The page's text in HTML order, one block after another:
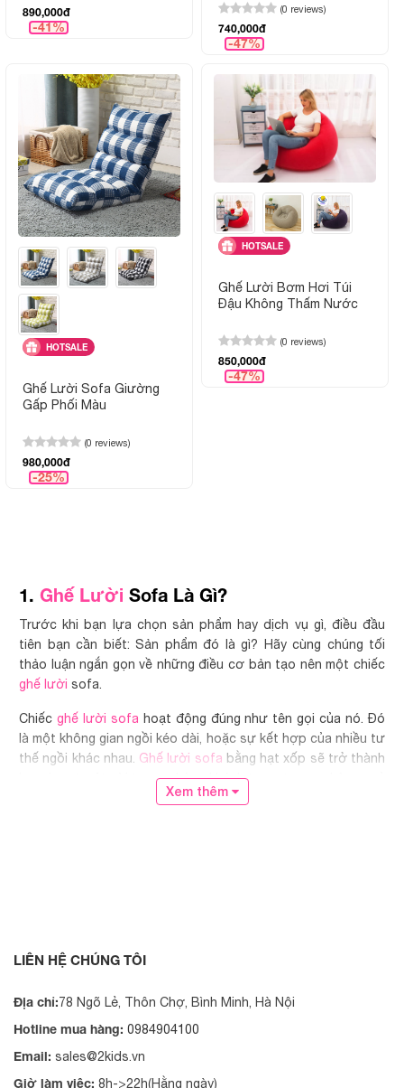
890,000đ
-41%
(0 reviews)
740,000đ
-47%
HOTSALE
Ghế Lười Sofa Giường
Gấp Phối Màu
(0 reviews)
980,000đ
-25%
HOTSALE
Ghế Lười Bơm Hơi Túi
Đậu Không Thấm Nước
(0 reviews)
850,000đ
-47%
1. Ghế Lười Sofa Là Gì?
Trước khi bạn lựa chọn sản phẩm hay dịch vụ gì, điều đầu
tiên bạn cần biết: Sản phẩm đó là gì? Hãy cùng chúng tối
thảo luận ngắn gọn về những điều cơ bản tạo nên một chiếc
ghế lười sofa.
Chiếc ghế lười sofa hoạt động đúng như tên gọi của nó. Đó
là một không gian ngồi kéo dài, hoặc sự kết hợp của nhiều tư
thế ngồi khác nhau. Ghế lười sofa bằng hạt xốp sẽ trở thành
lựa chọn tuyệt vời trong phòng khách trang trọng, phòng ngủ
ấm cúng, phòng chơi hoặc thậm chí là rạp hát tại nhà.
Xem thêm
LIÊN HỆ CHÚNG TÔI
Địa chỉ:78 Ngõ Lẻ, Thôn Chợ, Bình Minh, Hà Nội
Hotline mua hàng: 0984904100
Email: sales@2kids.vn
Giờ làm việc: 8h->22h(Hằng ngày)